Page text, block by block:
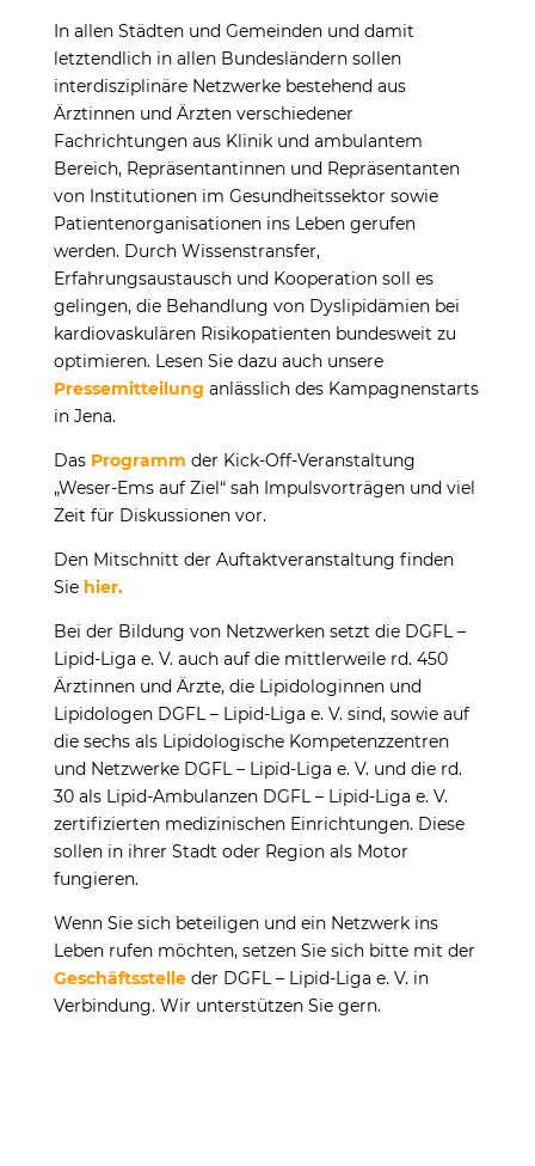
In allen Städten und Gemeinden und damit
letztendlich in allen Bundesländern sollen
interdisziplinäre Netzwerke bestehend aus
Ärztinnen und Ärzten verschiedener
Fachrichtungen aus Klinik und ambulantem
Bereich, Reprä­sentantinnen und Repräsentanten
von Institutionen im Gesundheitssektor sowie
Patientenorganisationen ins Leben gerufen
werden. Durch Wissens­transfer,
Erfahrungsaustausch und Kooperation soll es
gelingen, die Behandlung von Dyslipidämien bei
kardiovaskulären Risikopatienten bundesweit zu
optimieren. Lesen Sie dazu auch unsere
Pressemitteilung anlässlich des Kampagnenstarts
in Jena.
Das Programm der Kick-Off-Veranstaltung
„Weser-Ems auf Ziel“ sah Impulsvorträgen und viel
Zeit für Diskussionen vor.
Den Mitschnitt der Auftaktveranstaltung finden
Sie hier.
Bei der Bildung von Netzwerken setzt die DGFL –
Lipid-Liga e. V. auch auf die mittlerweile rd. 450
Ärztinnen und Ärzte, die Lipidologinnen und
Lipidologen DGFL – Lipid-Liga e. V. sind, sowie auf
die sechs als Lipidologische Kompetenzzentren
und Netzwerke DGFL – Lipid-Liga e. V. und die rd.
30 als Lipid-Ambulanzen DGFL – Lipid-Liga e. V.
zertifizierten medizinischen Einrich­tungen. Diese
sollen in ihrer Stadt oder Region als Motor
fungieren.
Wenn Sie sich beteiligen und ein Netzwerk ins
Leben rufen möchten, setzen Sie sich bitte mit der
Geschäftsstelle der DGFL – Lipid-Liga e. V. in
Verbindung. Wir unterstützen Sie gern.